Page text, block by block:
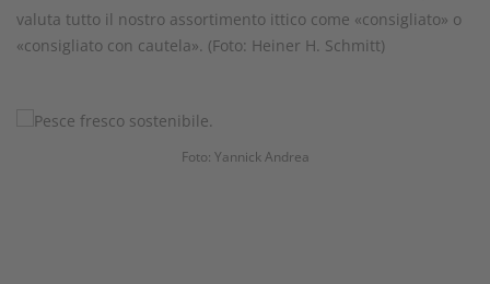
valuta tutto il nostro assortimento ittico come «consigliato» o
«consigliato con cautela». (Foto: Heiner H. Schmitt)
Foto: Yannick Andrea